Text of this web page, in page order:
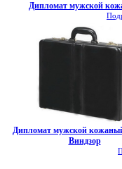
Дипломат мужской
Дипломат мужской
Виндзор